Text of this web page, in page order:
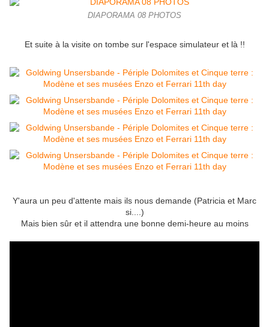
DIAPORAMA 08 PHOTOS
Et suite à la visite on tombe sur l'espace simulateur et là !!
Y'aura un peu d'attente mais ils nous demande (Patricia et Marc
si....)
Mais bien sûr et il attendra une bonne demi-heure au moins